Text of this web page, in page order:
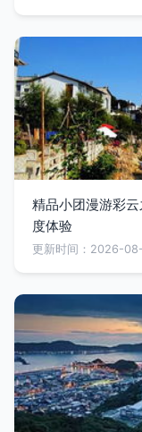
精品小团漫游彩
度体验
更新时间：2026-